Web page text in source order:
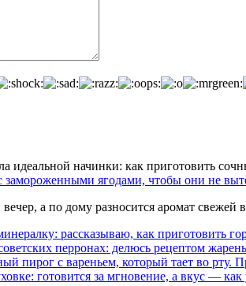
ягодами, чтобы они не
а по дому разносится аромат
рассказываю, как приготовить
перронах: делюсь рецептом
пирог с вареньем, который тает во рту.
готовится за мгновение, а вкус — как